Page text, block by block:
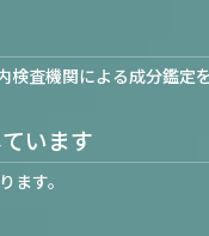
査機関による成分鑑定
います
す。